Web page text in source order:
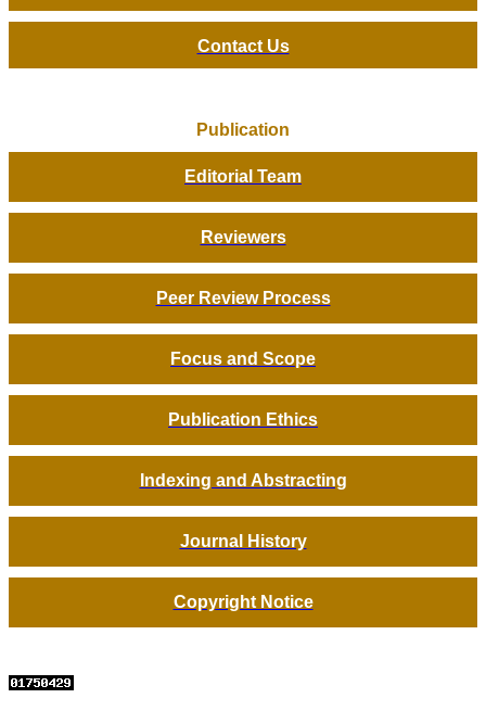
Contact Us
Publication
Editorial Team
Reviewers
Peer Review Process
Focus and Scope
Publication Ethics
Indexing and Abstracting
Journal History
Copyright Notice